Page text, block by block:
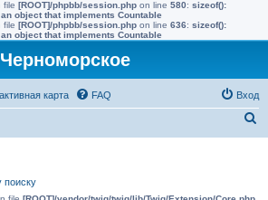
file [ROOT]/phpbb/session.php on line 580: sizeof():
object that implements Countable
file [ROOT]/phpbb/session.php on line 636: sizeof():
object that implements Countable
Черноморское
карта FAQ Вход
поиску